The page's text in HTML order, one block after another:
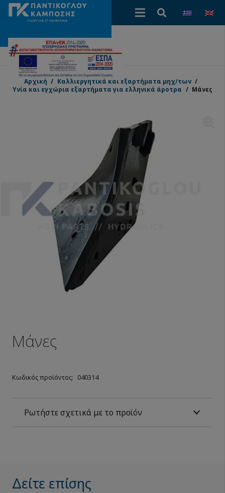
Αρχική / Καλλιεργητικά και εξαρτήματα μηχ/των /
Υνία και εγχώρια εξαρτήματα για ελληνικά άροτρα / Μάνες
Μάνες
Κωδικός προϊόντος: 040314
Ρωτήστε σχετικά με το προϊόν
Δείτε επίσης